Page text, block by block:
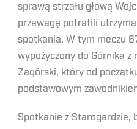
sprawą strzału głową
przewagę potrafili
spotkania. W tym meczu
wypożyczony do Górnika z
Zagórski, który od
podstawowym
Spotkanie z Starogardzie,